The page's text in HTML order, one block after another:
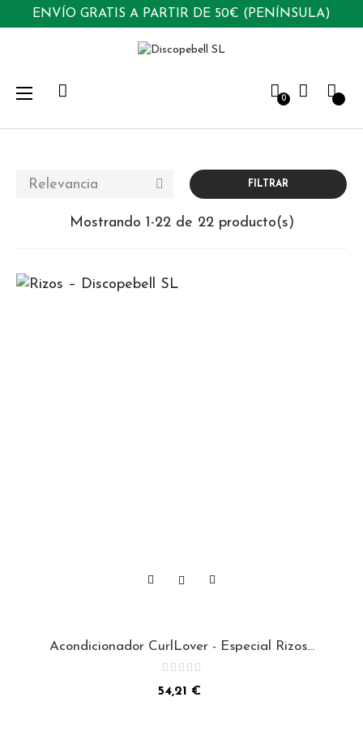
ENVÍO GRATIS A PARTIR DE 50€ (PENÍNSULA)
0
Navegación
palanca
☰
Relevancia  FILTRAR
Mostrando 1-22 de 22 producto(s)
Acondicionador CurlLover - Especial Rizos...
Precio
54,21 €